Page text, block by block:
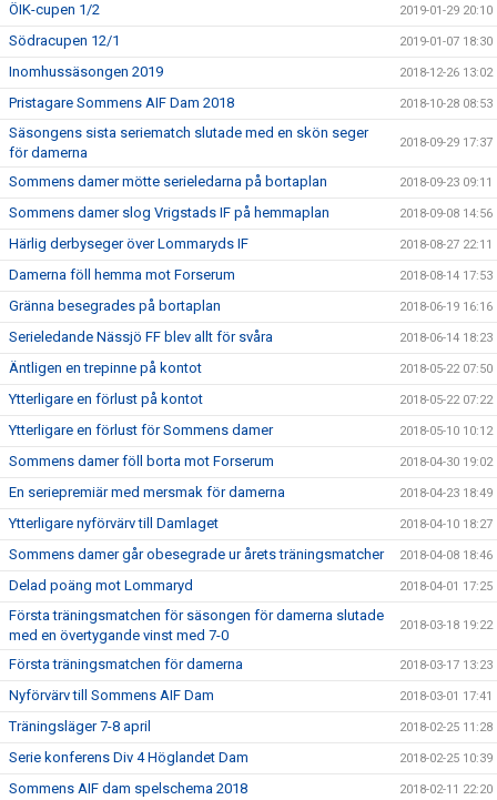
ÖIK-cupen 1/2 2019-01-29 20:10
Södracupen 12/1 2019-01-07 18:30
Inomhussäsongen 2019 2018-12-26 13:02
Pristagare Sommens AIF Dam 2018 2018-10-28 08:53
Säsongens sista seriematch slutade med en skön seger
för damerna
2018-09-29 17:37
Sommens damer mötte serieledarna på bortaplan 2018-09-23 09:11
Sommens damer slog Vrigstads IF på hemmaplan 2018-09-08 14:56
Härlig derbyseger över Lommaryds IF 2018-08-27 22:11
Damerna föll hemma mot Forserum 2018-08-14 17:53
Gränna besegrades på bortaplan 2018-06-19 16:16
Serieledande Nässjö FF blev allt för svåra 2018-06-14 18:23
Äntligen en trepinne på kontot 2018-05-22 07:50
Ytterligare en förlust på kontot 2018-05-22 07:22
Ytterligare en förlust för Sommens damer 2018-05-10 10:12
Sommens damer föll borta mot Forserum 2018-04-30 19:02
En seriepremiär med mersmak för damerna 2018-04-23 18:49
Ytterligare nyförvärv till Damlaget 2018-04-10 18:27
Sommens damer går obesegrade ur årets träningsmatcher 2018-04-08 18:46
Delad poäng mot Lommaryd 2018-04-01 17:25
Första träningsmatchen för säsongen för damerna slutade
med en övertygande vinst med 7-0
2018-03-18 19:22
Första träningsmatchen för damerna 2018-03-17 13:23
Nyförvärv till Sommens AIF Dam 2018-03-01 17:41
Träningsläger 7-8 april 2018-02-25 11:28
Serie konferens Div 4 Höglandet Dam 2018-02-25 10:39
Sommens AIF dam spelschema 2018 2018-02-11 22:20